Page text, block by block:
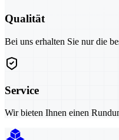
Qualität
Bei uns erhalten Sie nur die
Service
Wir bieten Ihnen einen